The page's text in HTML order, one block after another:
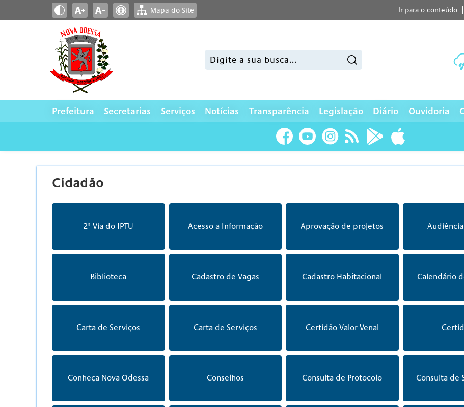
Mapa do Site Ir para o conteúdo
Pesquisar:
Prefeitura Secretarias Serviços Notícias Transparência Legislação Diário Ouvidoria
Cidadão
2ª Via do IPTU Acesso a Informação Aprovação de projetos
Biblioteca Cadastro de Vagas Cadastro Habitacional Calendário
Carta de Serviços Carta de Serviços Certidão Valor Venal
Conheça Nova Odessa Conselhos Consulta de Protocolo Consulta de